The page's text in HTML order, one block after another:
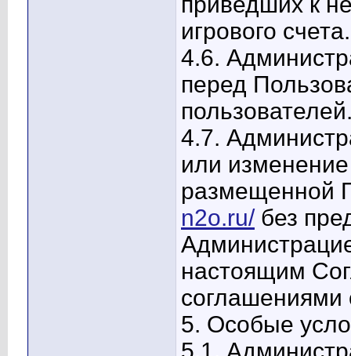
игрового счета.
4.6.
перед
4.7.
или
размещенной
n2o.ru/без
настоящим
соглашениями
5. Особые